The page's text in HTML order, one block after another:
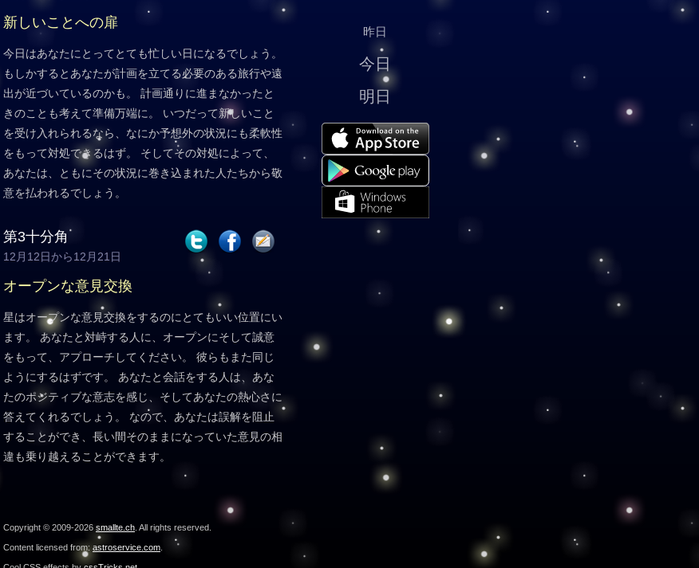
昨日
今日
明日
新しいことへの扉
今日はあなたにとってとても忙しい日になるでしょう。
もしかするとあなたが計画を立てる必要のある旅行や遠
出が近づいているのかも。 計画通りに進まなかったと
きのことも考えて準備万端に。 いつだって新しいこと
を受け入れられるなら、なにか予想外の状況にも柔軟性
をもって対処できるはず。 そしてその対処によって、
あなたは、ともにその状況に巻き込まれた人たちから敬
意を払われるでしょう。
第3十分角
12月12日から12月21日
オープンな意見交換
星はオープンな意見交換をするのにとてもいい位置にい
ます。 あなたと対峙する人に、オープンにそして誠意
をもって、アプローチしてください。 彼らもまた同じ
ようにするはずです。 あなたと会話をする人は、あな
たのポジティブな意志を感じ、そしてあなたの熱心さに
答えてくれるでしょう。 なので、あなたは誤解を阻止
することができ、長い間そのままになっていた意見の相
違も乗り越えることができます。
Copyright © 2009-2026 smallte.ch . All rights reserved.
Content licensed from: astroservice.com